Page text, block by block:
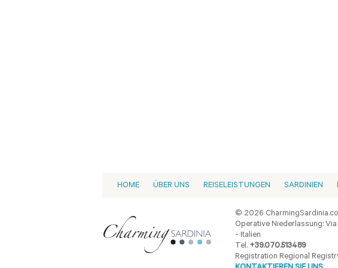
HOME ÜBER UNS REISELEISTUNGEN SARDINIEN
© 2026
Operative Niederlassung:
- Italien
Tel. +39.070.513489
Registration Regional